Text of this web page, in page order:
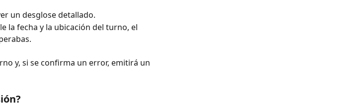
un desglose detallado.
la fecha y la ubicación del turno, el
y, si se confirma un error, emitirá un